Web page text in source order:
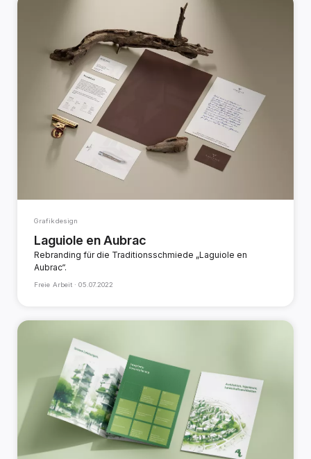
Grafikdesign
Laguiole en Aubrac
Rebranding für die Traditionsschmiede „Laguiole en
Aubrac“.
Freie Arbeit ·05.07.2022